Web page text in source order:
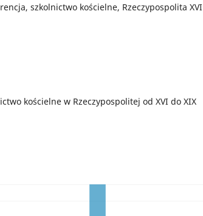
szkolnictwo kościelne, Rzeczypospolita XVI
kościelne w Rzeczypospolitej od XVI do XIX